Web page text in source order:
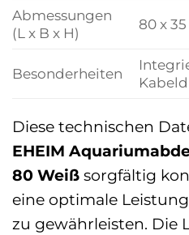
Abmessungen
(L x B x H)
80 x
Besonderheiten
Diese technischen
EHEIM
80 Weiß sorgfältig
eine optimale
zu gewährleisten. Die